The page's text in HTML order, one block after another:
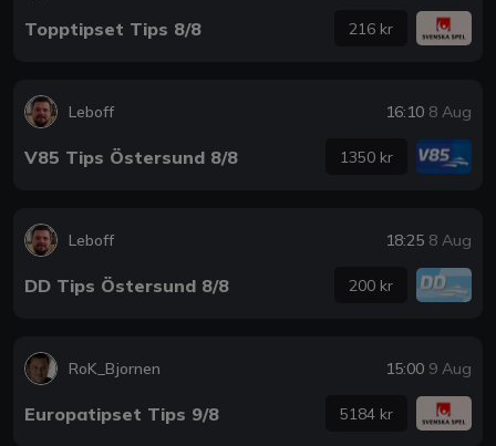
Topptipset Tips 8/8 216 kr
Leboff 16:10 8 Aug
V85 Tips Östersund 8/8 1350 kr
Leboff 18:25 8 Aug
DD Tips Östersund 8/8 200 kr
RoK_Bjornen 15:00 9 Aug
Europatipset Tips 9/8 5184 kr